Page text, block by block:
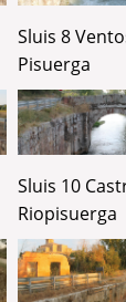
Sluis 8
Pisuerga
Sluis 10
Riopisuerga